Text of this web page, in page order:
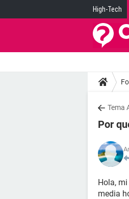
High-Tech
Tema
Por
Hola,
media